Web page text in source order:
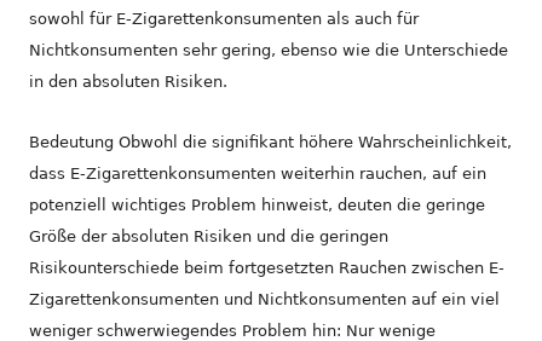
sowohl für E-Zigarettenkonsumenten als auch für
Nichtkonsumenten sehr gering, ebenso wie die Unterschiede
in den absoluten Risiken.
Bedeutung Obwohl die signifikant höhere Wahrscheinlichkeit,
dass E-Zigarettenkonsumenten weiterhin rauchen, auf ein
potenziell wichtiges Problem hinweist, deuten die geringe
Größe der absoluten Risiken und die geringen
Risikounterschiede beim fortgesetzten Rauchen zwischen E-
Zigarettenkonsumenten und Nichtkonsumenten auf ein viel
weniger schwerwiegendes Problem hin: Nur wenige